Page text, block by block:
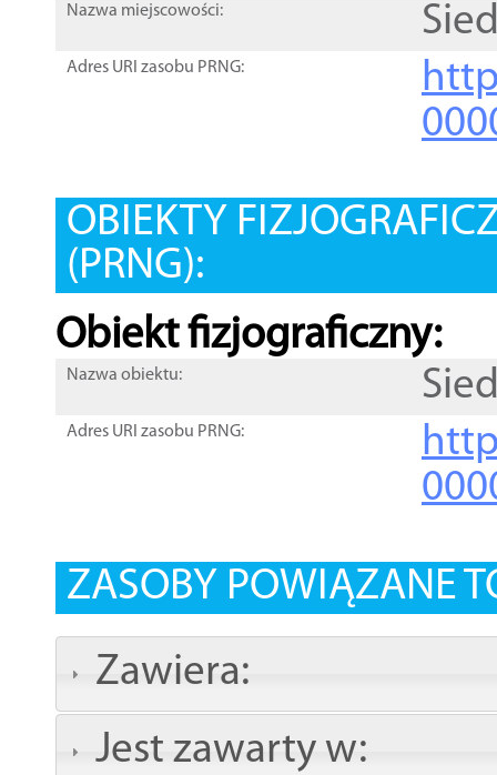
Nazwa miejscowości:
Adres URI zasobu PRNG:
OBIEKTY
(PRNG):
Obiekt fizjograficzny:
Nazwa obiektu:
Adres URI zasobu PRNG:
ZASOBY POWIĄZANE
Zawiera:
Jest zawarty w: